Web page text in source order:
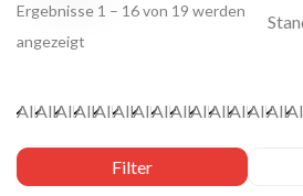
Ergebnisse 1 – 16 von 19 werden
angezeigt